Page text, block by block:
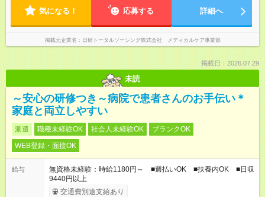
気になる！ 応募する 詳細へ
掲載元企業名 日研トータルソーシング株式会社 メディカルケア事業部
掲載日：2026.07.29
未読
～安心の研修つき～病院で患者さんのお手伝い＊
家庭と両立しやすい
派遣 職種未経験OK 社会人未経験OK
ブランクOK
WEB登録・面接OK
給与
無資格未経験：時給1180円～ ■週払いOK ■扶養内OK ■日収
9440円以上
交通費別途支給あり